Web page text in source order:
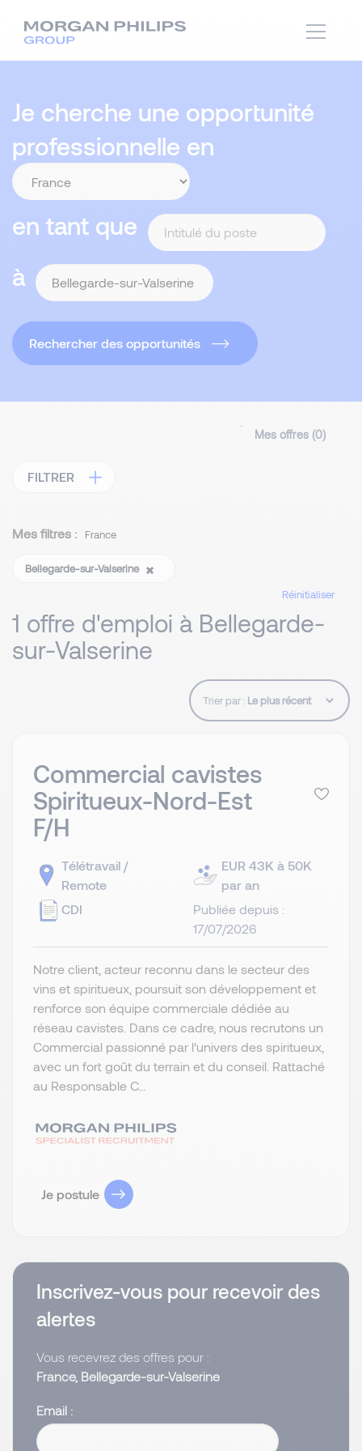
Je cherche une opportunité
professionnelle en
en tant que
à
Rechercher des opportunités
Mes offres (0)
FILTRER
Mes filtres : France
Bellegarde-sur-Valserine
Réinitialiser
1 offre d'emploi à Bellegarde-
sur-Valserine
Trier par :
Commercial cavistes
Spiritueux-Nord-Est
F/H
Télétravail /
Remote
CDI
EUR 43K à 50K
par an
Publiée depuis :
17/07/2026
Notre client, acteur reconnu dans le secteur des
vins et spiritueux, poursuit son développement et
renforce son équipe commerciale dédiée au
réseau cavistes. Dans ce cadre, nous recrutons un
Commercial passionné par l’univers des spiritueux,
avec un fort goût du terrain et du conseil. Rattaché
au Responsable C...
Je postule
Inscrivez-vous pour recevoir des
alertes
Vous recevrez des offres pour :
France, Bellegarde-sur-Valserine
Email